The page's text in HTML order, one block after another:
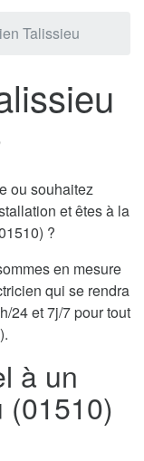
Talissieu
ou souhaitez
et êtes à la
?
en mesure
qui se rendra
24 et 7j/7 pour tout
à un
(01510)